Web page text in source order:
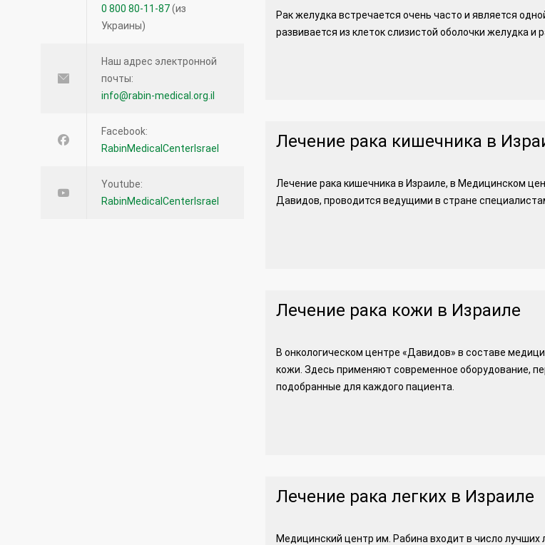
0 800 80-11-87(из
Украины)
Наш адрес электронной
почты:
info@rabin-medical.org.il
Facebook:
RabinMedicalCenterIsrael
Youtube:
RabinMedicalCenterIsrael
Рак желудка встречается очень часто и является
развивается из клеток слизистой оболочки желудка и
Лечение рака кишечника в
Лечение рака кишечника в Израиле, в Медицинском
Давидов, проводится ведущими в стране
Лечение рака кожи в Израиле
В онкологическом центре «Давидов» в составе
кожи. Здесь применяют современное оборудование,
подобранные для каждого пациента.
Лечение рака легких в Израиле
Медицинский центр им. Рабина входит в число